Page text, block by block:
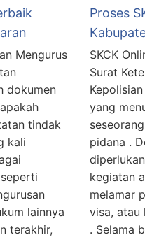
Mengurus
dokumen
tindak
kali
lainnya
terakhir,
Proses
SKCK
Surat
yang
pidana .
kegiatan
melamar
visa, atau
. Selama